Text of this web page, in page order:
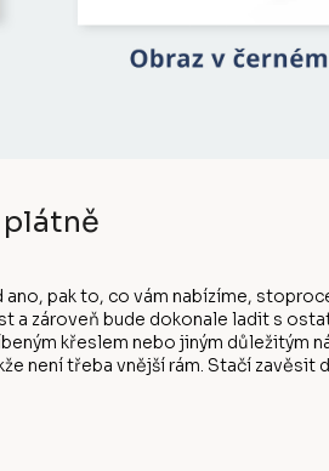
plátně
ano, pak to, co vám nabízíme,
zároveň bude dokonale ladit s
křeslem nebo jiným důležitým
není třeba vnější rám. Stačí